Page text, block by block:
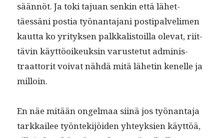
sään­nöt. Ja toki tajuan senkin että lähet­
täessäni pos­tia työ­nan­ta­jani posti­palve­li­men
kaut­ta ko yri­tyk­sen palkkalis­toil­la ole­vat, riit­
tävin käyt­töoikeuksin varuste­tut admin­is­
traat­torit voivat nähdä mitä lähetin kenelle ja
milloin.
En näe mitään ongel­maa siinä jos työ­nan­ta­ja
tarkkailee työn­tek­i­jöi­den yhteyk­sien käyt­töä,